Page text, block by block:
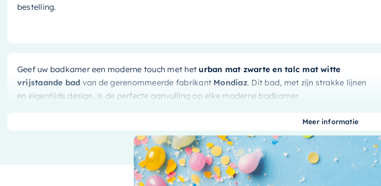
bestelling.
Geef uw badkamer een moderne touch met het urban mat zwarte en talc mat witte
vrijstaande bad van de gerenommeerde fabrikant Mondiaz. Dit bad, met zijn strakke lijnen
en eigentijds design, is de perfecte aanvulling op elke moderne badkamer.
Met zijn royale afmetingen van 170 x 75 cm, biedt dit bad voldoende ruimte voor een
unieke combinatie van urban mat zwart en talc mat wit
voegt een
vleugje glamour toe aan uw badkamer, terwijl de matte afwerking zorgt voor een stijlvolle en
Meer informatie